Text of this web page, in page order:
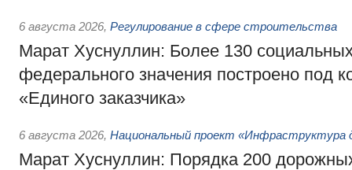
6 августа 2026, Регулирование в сфере строительства
Марат Хуснуллин: Более 130
федерального значения построено под
«Единого заказчика»
6 августа 2026, Национальный проект «Инфраструктура
Марат Хуснуллин: Порядка 200